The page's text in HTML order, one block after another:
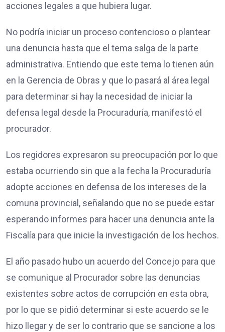
acciones legales a que hubiera lugar.
No podría iniciar un proceso contencioso o plantear
una denuncia hasta que el tema salga de la parte
administrativa. Entiendo que este tema lo tienen aún
en la Gerencia de Obras y que lo pasará al área legal
para determinar si hay la necesidad de iniciar la
defensa legal desde la Procuraduría, manifestó el
procurador.
Los regidores expresaron su preocupación por lo que
estaba ocurriendo sin que a la fecha la Procuraduría
adopte acciones en defensa de los intereses de la
comuna provincial, señalando que no se puede estar
esperando informes para hacer una denuncia ante la
Fiscalía para que inicie la investigación de los hechos.
El año pasado hubo un acuerdo del Concejo para que
se comunique al Procurador sobre las denuncias
existentes sobre actos de corrupción en esta obra,
por lo que se pidió determinar si este acuerdo se le
hizo llegar y de ser lo contrario que se sancione a los